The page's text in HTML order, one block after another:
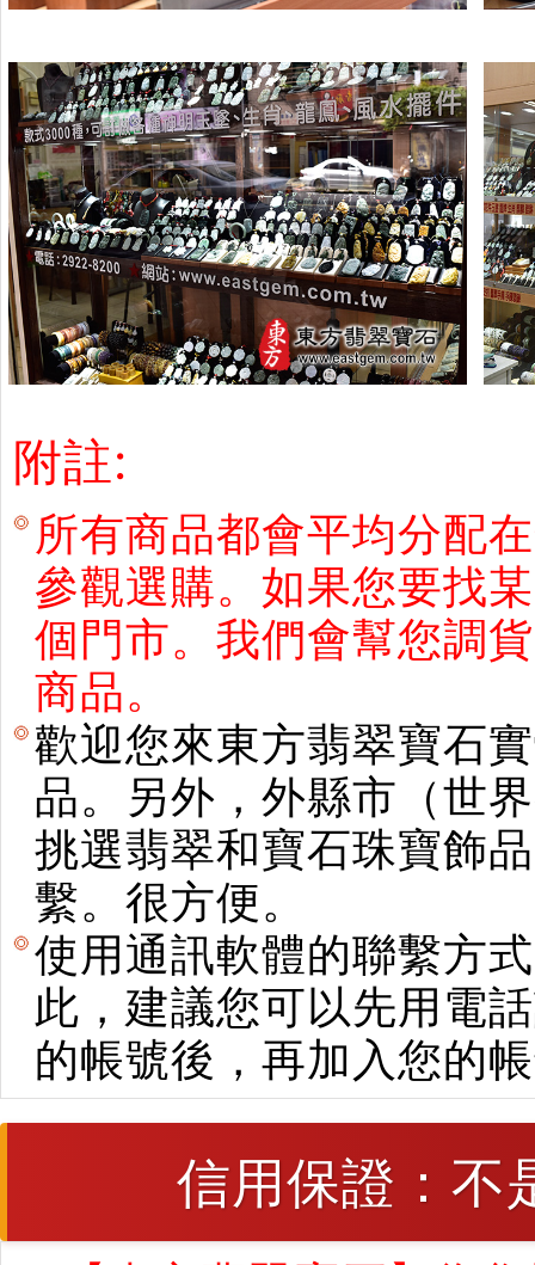
附註:
所有商品都會平均分配
參觀選購。如果您要找
個門市。我們會幫您調
商品。
歡迎您來東方翡翠寶石
品。另外，外縣市（世
挑選翡翠和寶石珠寶飾
繫。很方便。
使用通訊軟體的聯繫方
此，建議您可以先用電
的帳號後，再加入您的
信用保證：不